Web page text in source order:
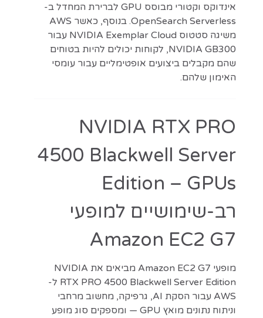
אינדוקס וקטורי מבוסס GPU לברירת המחדל ב-
OpenSearch Serverless. בנוסף, כאשר AWS
משיגה סטטוס NVIDIA Exemplar Cloud עבור
NVIDIA GB300, לקוחות יכולים להיות בטוחים
שהם מקבלים ביצועים אופטימליים עבור עומסי
האימון שלהם.
NVIDIA RTX PRO
4500 Blackwell Server
Edition – GPUs
רב-שימושיים למופעי
Amazon EC2 G7
מופעי Amazon EC2 G7 מביאים את NVIDIA
RTX PRO 4500 Blackwell Server Edition ל-
AWS עבור הסקת AI, גרפיקה, מחשוב מרחבי
וניתוח נתונים מואץ GPU — ומספקים סוג מופע